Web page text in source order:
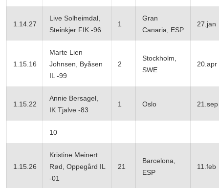
1.14.27
Live Solheimdal,
Steinkjer FIK -96
1
Gran
Canaria, ESP
27.jan
1.15.16
Marte Lien
Johnsen, Byåsen
IL -99
2
Stockholm,
SWE
20.apr
1.15.22
Annie Bersagel,
IK Tjalve -83
1 Oslo 21.sep
10
1.15.26
Kristine Meinert
Rød, Oppegård IL
-01
21
Barcelona,
ESP
11.feb